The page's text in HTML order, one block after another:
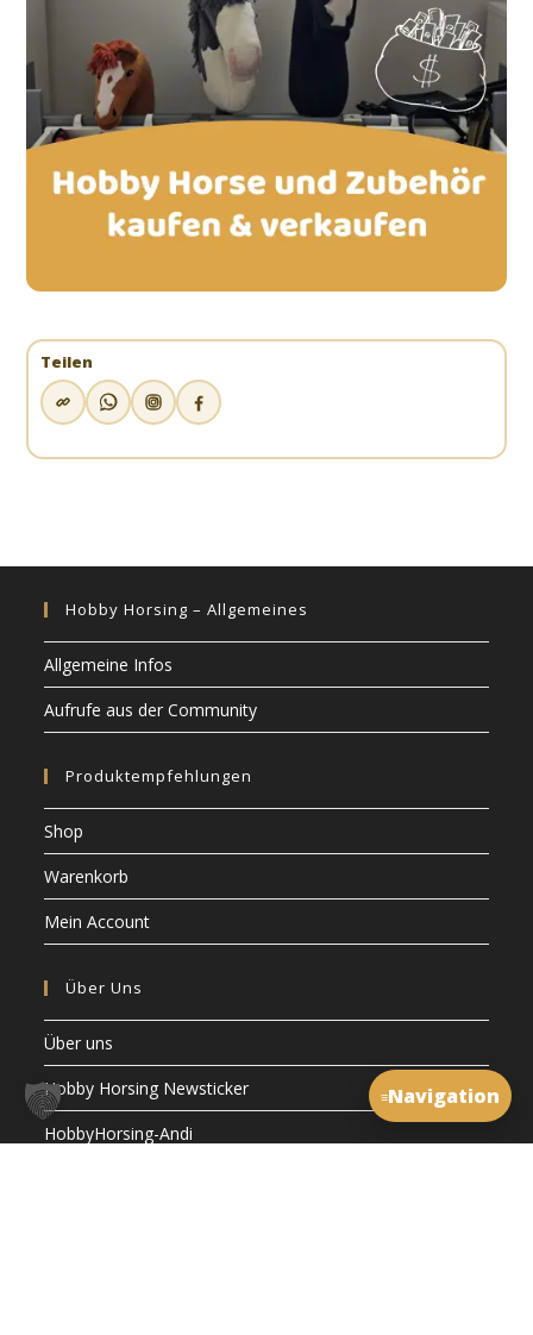
Teilen
Hobby Horsing – Allgemeines
Allgemeine Infos
Aufrufe aus der Community
Produktempfehlungen
Shop
Warenkorb
Mein Account
Über Uns
Über uns
Hobby Horsing Newsticker
HobbyHorsing-Andi
≡Navigation